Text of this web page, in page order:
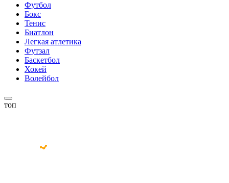
Футбол
Бокс
Тенис
Биатлон
Легкая атлетика
Футзал
Баскетбол
Хокей
Волейбол
топ